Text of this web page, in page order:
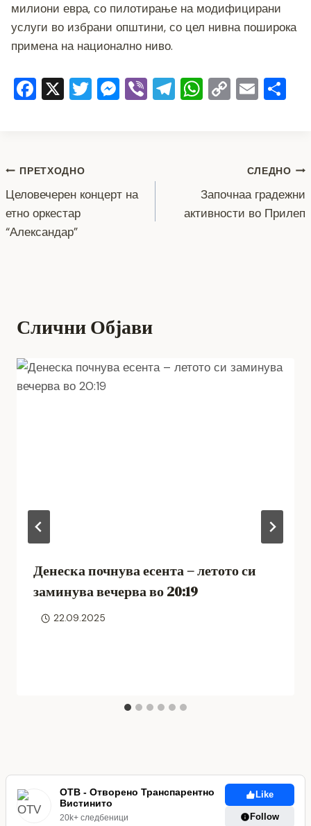
милиони евра, со пилотирање на модифицирани
услуги во избрани општини, со цел нивна поширока
примена на национално ниво.
F
b
o
o
k
X T M
g
Vi T W
p
p
C
n
k
E
Навигација
на
напис
ПРЕТХОДНО
Целовечерен концерт на
етно оркестар
“Александар”
СЛЕДНО
Започнаа градежни
активности во Прилеп
Слични Објави
Денеска почнува есента – летото си
заминува вечерва во 20:19
22.09.2025
ОТВ - Отворено Транспарентно
Вистинито
20k+ следбеници
Like
Follow